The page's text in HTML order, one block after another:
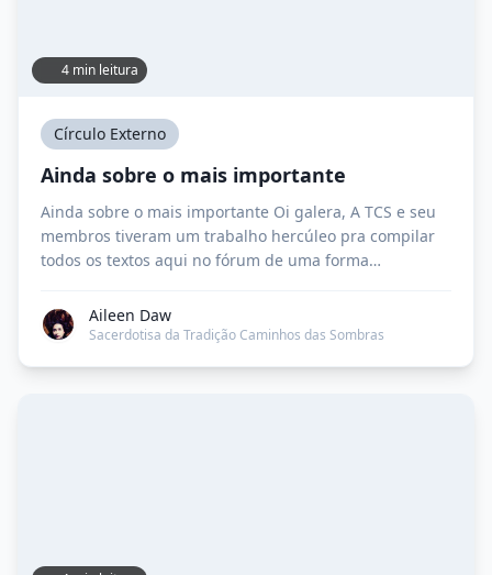
4 min leitura
Círculo Externo
Ainda sobre o mais importante
Ainda sobre o mais importante Oi galera, A TCS e seu
membros tiveram um trabalho hercúleo pra compilar
todos os textos aqui no fórum de uma forma
proposta aqui é realmente ajudar pessoas
interessadas a começar, ou a crescer em, seu caminho
Aileen Daw
Sacerdotisa da Tradição Caminhos das Sombras